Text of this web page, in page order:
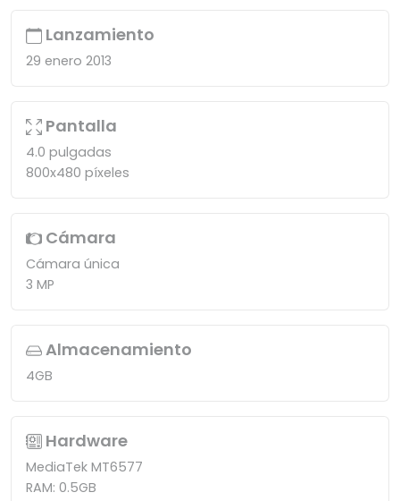
Lanzamiento
29 enero 2013
Pantalla
4.0 pulgadas
800x480 píxeles
Cámara
Cámara única
3 MP
Almacenamiento
4GB
Hardware
MediaTek MT6577
RAM: 0.5GB